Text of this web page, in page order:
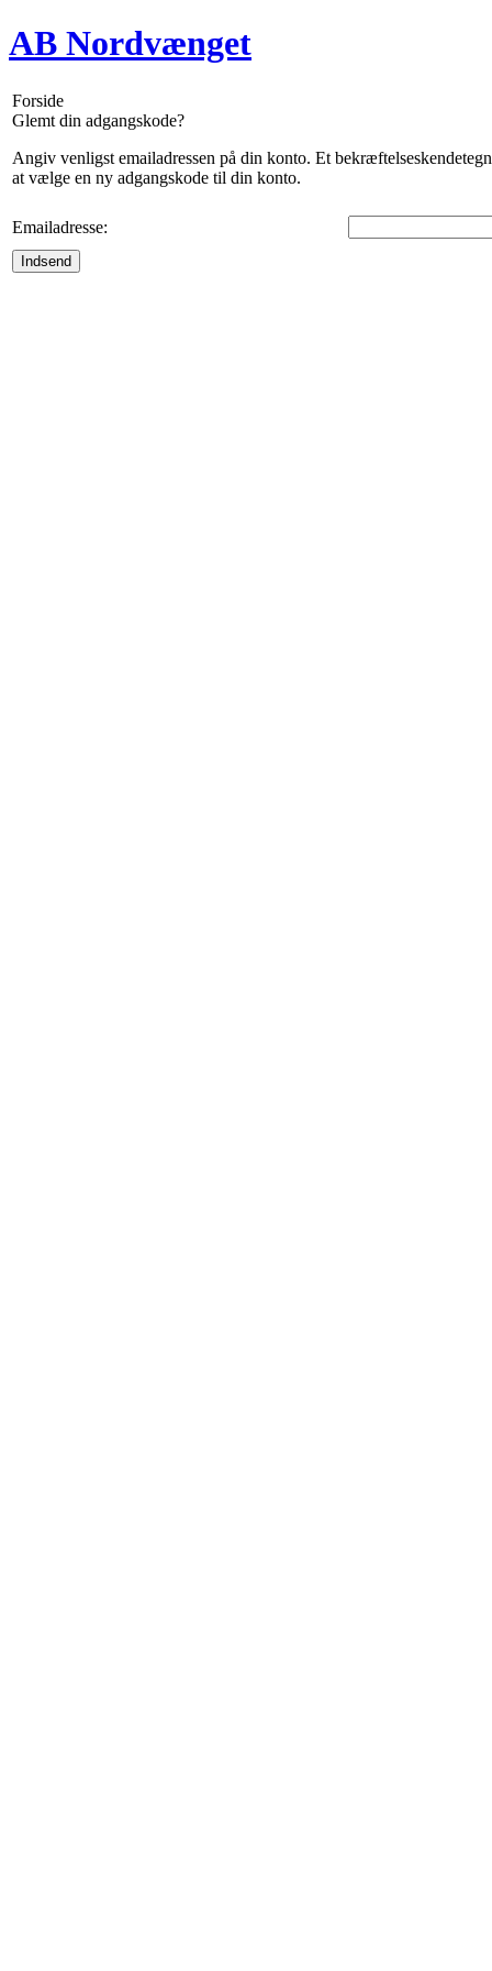
AB Nordvænget
Forside
Glemt din adgangskode?
Angiv venligst emailadressen på din konto. Et
at vælge en ny adgangskode til din konto.
Emailadresse:
Indsend